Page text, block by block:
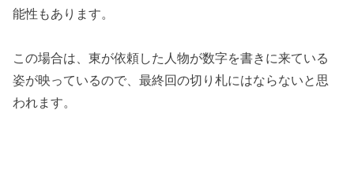
能性もあります。
この場合は、東が依頼した人物が数字を書きに来ている
姿が映っているので、最終回の切り札にはならないと思
われます。